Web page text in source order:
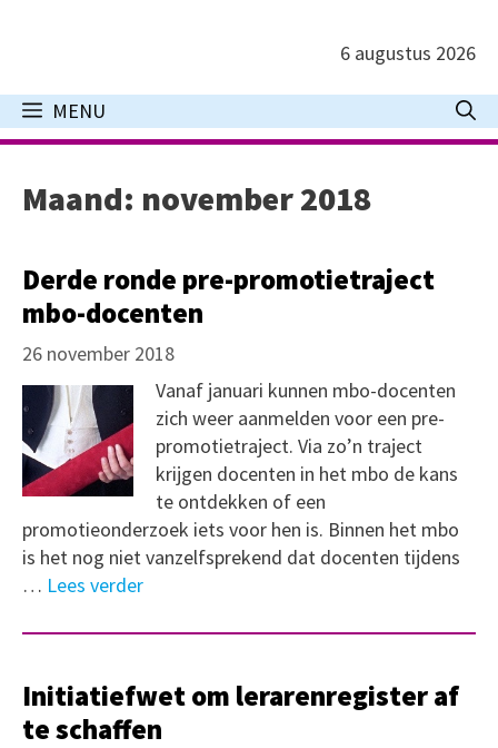
inhoud
6 augustus 2026
MENU
Maand: november 2018
Derde ronde pre-promotietraject
mbo-docenten
26 november 2018
Vanaf januari kunnen mbo-docenten
zich weer aanmelden voor een pre-
promotietraject. Via zo’n traject
krijgen docenten in het mbo de kans
te ontdekken of een
promotieonderzoek iets voor hen is. Binnen het mbo
is het nog niet vanzelfsprekend dat docenten tijdens
… Lees verder
Initiatiefwet om lerarenregister af
te schaffen